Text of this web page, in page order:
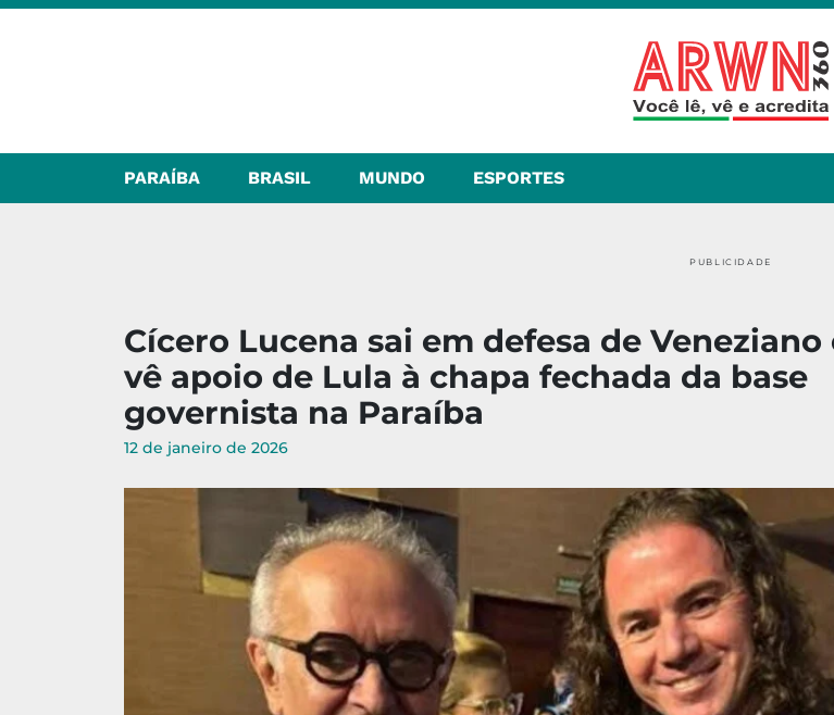
PARAÍBA BRASIL MUNDO ESPORTES
PUBLICIDADE
Cícero Lucena sai em defesa de Veneziano
vê apoio de Lula à chapa fechada da base
governista na Paraíba
12 de janeiro de 2026